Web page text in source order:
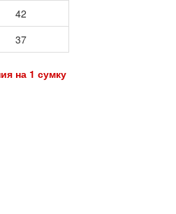
42
37
на 1 сумку